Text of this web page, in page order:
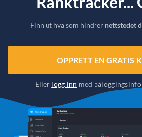
Finn ut hva som hindrer nettstedet
OPPRETT EN GRATIS
Eller logg inn med